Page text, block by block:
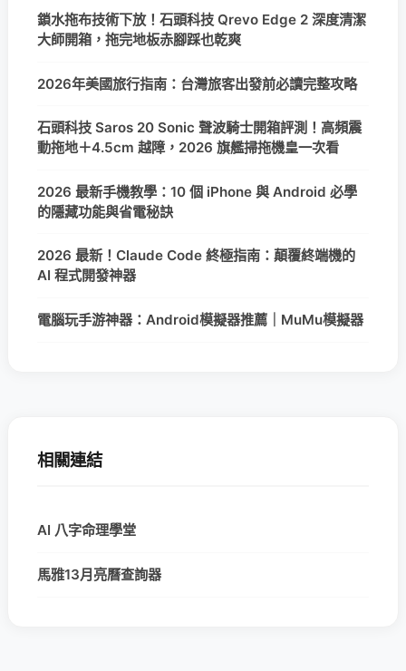
鎖水拖布技術下放！石頭科技 Qrevo Edge 2 深度清潔
大師開箱，拖完地板赤腳踩也乾爽
2026年美國旅行指南：台灣旅客出發前必讀完整攻略
石頭科技 Saros 20 Sonic 聲波騎士開箱評測！高頻震
動拖地＋4.5cm 越障，2026 旗艦掃拖機皇一次看
2026 最新手機教學：10 個 iPhone 與 Android 必學
的隱藏功能與省電秘訣
2026 最新！Claude Code 終極指南：顛覆終端機的
AI 程式開發神器
電腦玩手游神器：Android模擬器推薦｜MuMu模擬器
相關連結
AI 八字命理學堂
馬雅13月亮曆查詢器